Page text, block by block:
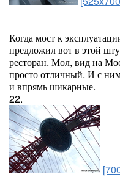
Когда мост к
предложил вот в этой
ресторан. Мол, вид на
просто отличный. И с
и впрямь шикарные.
22.